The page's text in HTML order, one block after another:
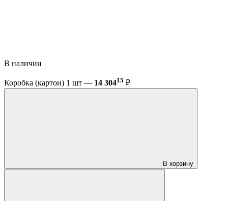
В наличии
Коробка (картон) 1 шт — 14 30415 ₽
В корзину